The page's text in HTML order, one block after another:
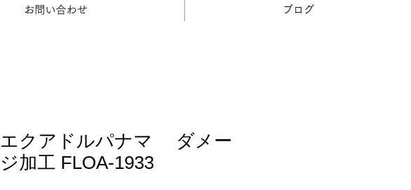
お問い合わせ ブログ
エクアドルパナマ ダメー
ジ加工 FLOA-1933